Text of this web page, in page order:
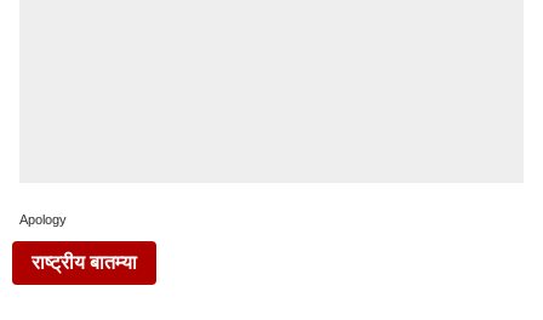
Apology
राष्ट्रीय बातम्या